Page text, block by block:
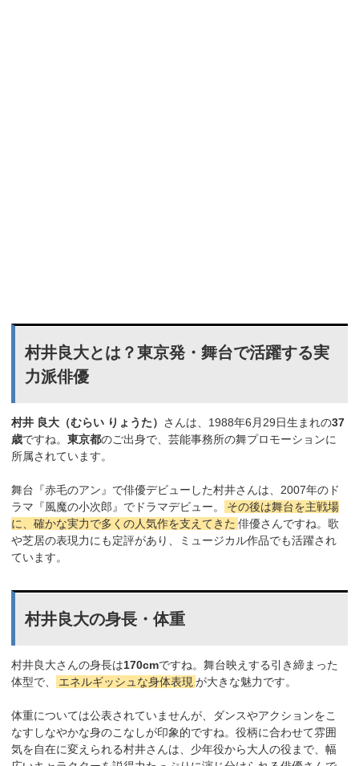
村井良大とは？東京発・舞台で活躍する実
力派俳優
村井 良大（むらい りょうた） さんは、1988年6月29日生まれの37
歳ですね。東京都のご出身で、芸能事務所の舞プロモーションに
所属されています。
舞台『赤毛のアン』で俳優デビューした村井さんは、2007年のド
ラマ『風魔の小次郎』でドラマデビュー。
その後は舞台を主戦場
に、確かな実力で多くの人気作を支えてきた 俳優さんですね。歌
や芝居の表現力にも定評があり、ミュージカル作品でも活躍され
ています。
村井良大の身長・体重
村井良大さんの身長は170cmですね。舞台映えする引き締まった
体型で、
エネルギッシュな身体表現 が大きな魅力です。
体重については公表されていませんが、ダンスやアクションをこ
なすしなやかな身のこなしが印象的ですね。役柄に合わせて雰囲
気を自在に変えられる村井さんは、少年役から大人の役まで、幅